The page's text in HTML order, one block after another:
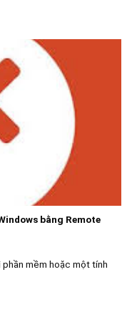
bằng Remote
mềm hoặc một tính